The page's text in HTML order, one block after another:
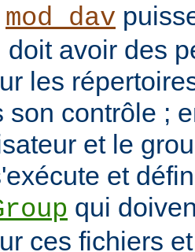
mod_dav
doit avoir des
les
son contrôle ;
et le
et
qui
ces fichiers